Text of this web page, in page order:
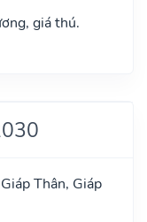
giá thú.
Thân, Giáp